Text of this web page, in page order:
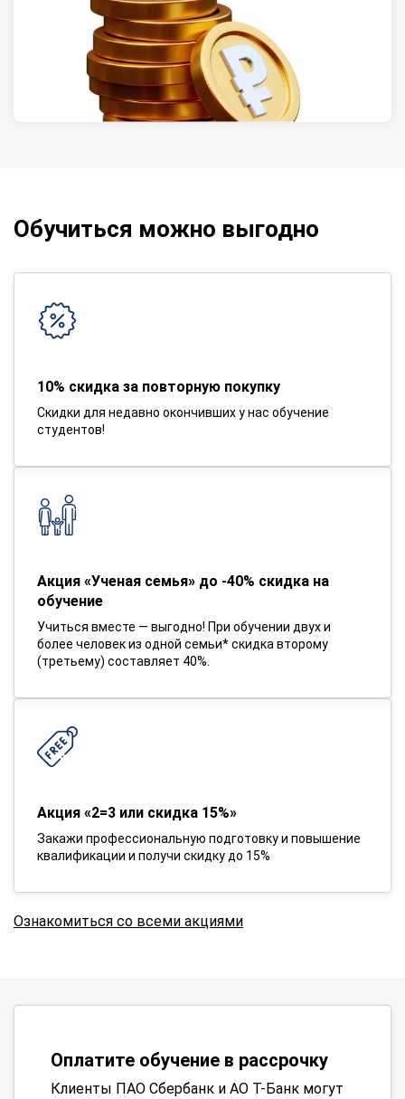
Обучиться можно выгодно
10% скидка за повторную покупку
Скидки для недавно окончивших у нас обучение
студентов!
Акция «Ученая семья» до -40% скидка на
обучение
Учиться вместе — выгодно! При обучении двух и
более человек из одной семьи* скидка второму
(третьему) составляет 40%.
Акция «2=3 или скидка 15%»
Закажи профессиональную подготовку и повышение
квалификации и получи скидку до 15%
Ознакомиться со всеми акциями
Оплатите обучение в рассрочку
Клиенты ПАО Сбербанк и АО Т-Банк могут